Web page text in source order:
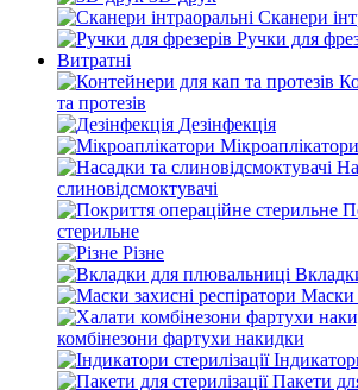
Сканери
Ручки для
Витратні
та протезів
Дезінфекція
Мікроаплікатори
слиновідсмоктувачі
стерильне
Різне
Маски
комбінезони фартухи накидки
Пакети